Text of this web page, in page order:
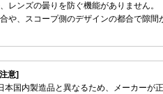
レンズの曇りを防ぐ機能がありません。
や、スコープ側のデザインの都合で隙
意]
本国内製造品と異なるため、メーカーが